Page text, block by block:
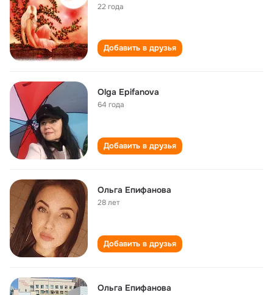
22 года
Добавить в друзья
Olga Epifanova
64 года
Добавить в друзья
Ольга Епифанова
28 лет
Добавить в друзья
Ольга Епифанова